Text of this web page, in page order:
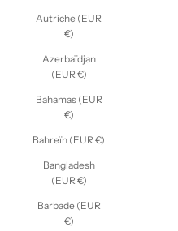
Autriche (EUR
€)
Azerbaïdjan
(EUR €)
Bahamas (EUR
€)
Bahreïn (EUR €)
Bangladesh
(EUR €)
Barbade (EUR
€)